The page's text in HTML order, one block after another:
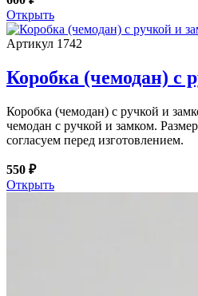
Открыть
Артикул 1742
Коробка (чемодан) с
Коробка (чемодан) с ручкой и
чемодан с ручкой и замком.
согласуем перед изготовлением.
550 ₽
Открыть